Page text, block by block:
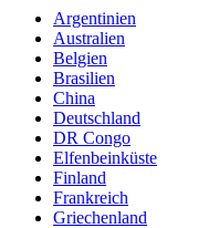
Argentinien
Australien
Belgien
Brasilien
China
Deutschland
DR Congo
Elfenbeinküste
Finland
Frankreich
Griechenland